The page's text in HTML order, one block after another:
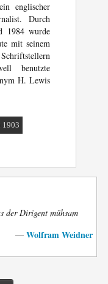
englischer
Durch
1984 wurde
mit seinem
Schriftstellern
benutzte
H. Lewis
1903
der Dirigent mühsam
— Wolfram Weidner